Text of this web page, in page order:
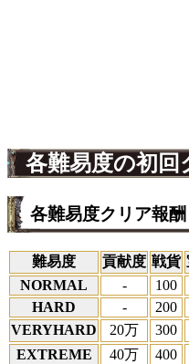
各難易度の初回
各難易度クリア報酬
難易度 貢献度 戦貨
NORMAL
- 100
HARD
- 200
VERYHARD
20万 300
EXTREME
40万 400